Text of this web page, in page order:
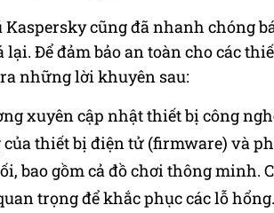
cũng đã nhanh chóng
lại. Để đảm bảo an toàn cho các
những lời khuyên sau:
xuyên cập nhật thiết bị công
thiết bị điện tử (firmware) và
bao gồm cả đồ chơi thông minh.
trọng để khắc phục các lỗ hổng.